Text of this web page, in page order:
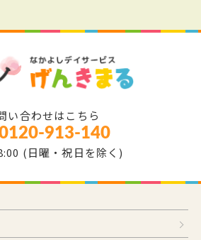
い合わせはこちら
913-140
(日曜・祝日を除く)